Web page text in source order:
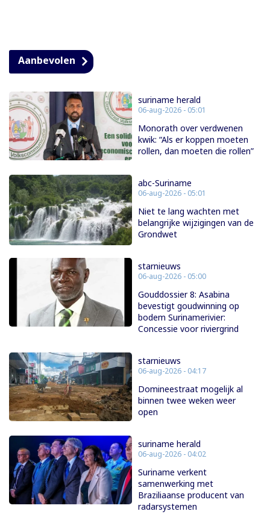
Aanbevolen
suriname herald
06-aug-2026 - 05:01
Monorath over verdwenen
kwik: “Als er koppen moeten
rollen, dan moeten die rollen”
abc-Suriname
06-aug-2026 - 05:01
Niet te lang wachten met
belangrijke wijzigingen van de
Grondwet
starnieuws
06-aug-2026 - 05:00
Gouddossier 8: Asabina
bevestigt goudwinning op
bodem Surinamerivier:
Concessie voor riviergrind
starnieuws
06-aug-2026 - 04:17
Domineestraat mogelijk al
binnen twee weken weer
open
suriname herald
06-aug-2026 - 04:02
Suriname verkent
samenwerking met
Braziliaanse producent van
radarsystemen